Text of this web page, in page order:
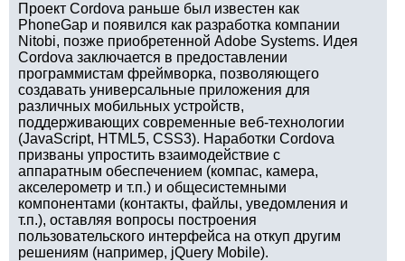
Проект Cordova раньше был известен как
PhoneGap и появился как разработка компании
Nitobi, позже приобретенной Adobe Systems. Идея
Cordova заключается в предоставлении
программистам фреймворка, позволяющего
создавать универсальные приложения для
различных мобильных устройств,
поддерживающих современные веб-технологии
(JavaScript, HTML5, CSS3). Наработки Cordova
призваны упростить взаимодействие с
аппаратным обеспечением (компас, камера,
акселерометр и т.п.) и общесистемными
компонентами (контакты, файлы, уведомления и
т.п.), оставляя вопросы построения
пользовательского интерфейса на откуп другим
решениям (например, jQuery Mobile).